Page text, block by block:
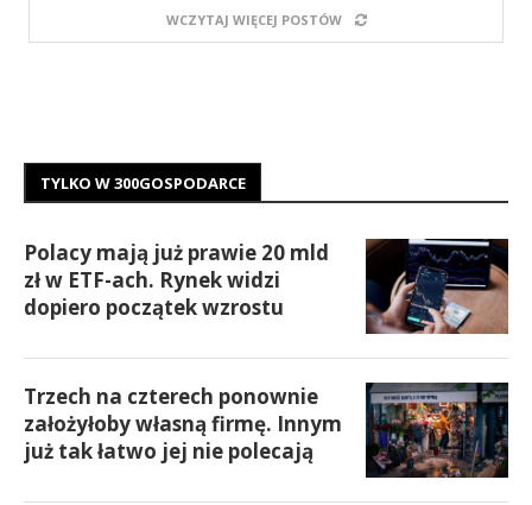
WCZYTAJ WIĘCEJ POSTÓW
TYLKO W 300GOSPODARCE
Polacy mają już prawie 20 mld
zł w ETF-ach. Rynek widzi
dopiero początek wzrostu
Trzech na czterech ponownie
założyłoby własną firmę. Innym
już tak łatwo jej nie polecają